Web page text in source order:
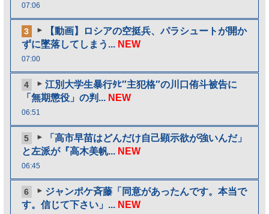
07:06
3
【動画】ロシアの空挺兵、パラシュートが開か
ずに墜落してしまう... NEW
07:00
4
江別大学生暴行ﾀﾋ″主犯格″の川口侑斗被告に
「無期懲役」の判... NEW
06:51
5
「高市早苗はどんだけ自己顕示欲が強いんだ」
と左派が『高木美帆... NEW
06:45
6
ジャンポケ斉藤「同意があったんです。本当で
す。信じて下さい」... NEW